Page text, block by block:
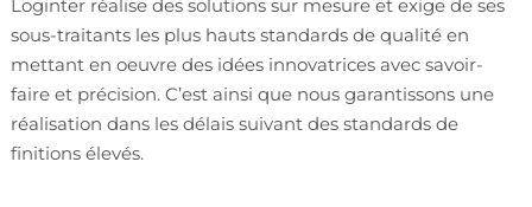
Loginter réalise des solutions sur mesure et exige de ses
sous-traitants les plus hauts standards de qualité en
mettant en oeuvre des idées innovatrices avec savoir-
faire et précision. C’est ainsi que nous garantissons une
réalisation dans les délais suivant des standards de
finitions élevés.